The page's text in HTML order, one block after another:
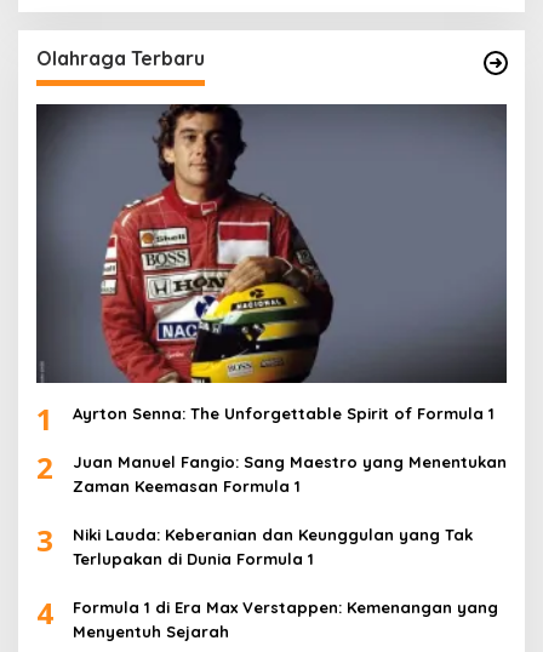
Olahraga Terbaru
1 Ayrton Senna: The Unforgettable Spirit of Formula 1
2
Juan Manuel Fangio: Sang Maestro yang Menentukan
Zaman Keemasan Formula 1
3
Niki Lauda: Keberanian dan Keunggulan yang Tak
Terlupakan di Dunia Formula 1
4
Formula 1 di Era Max Verstappen: Kemenangan yang
Menyentuh Sejarah